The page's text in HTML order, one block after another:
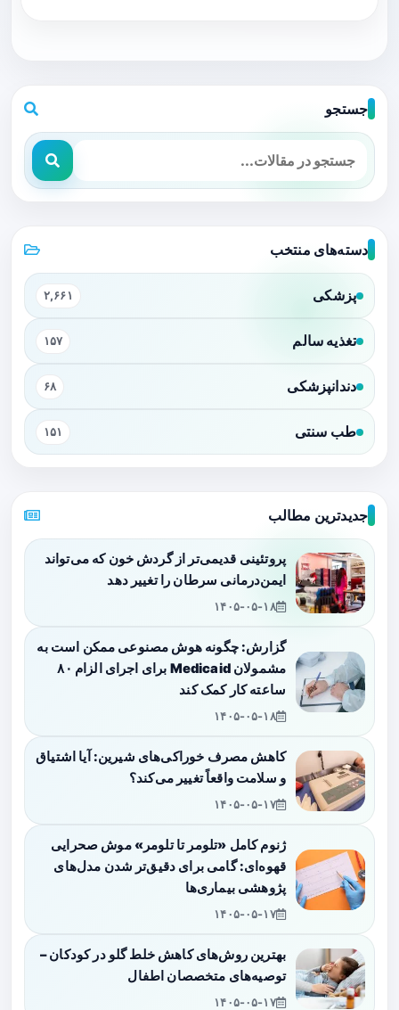
جستجو
دسته‌های منتخب
پزشکی ۲,۶۶۱
تغذیه سالم ۱۵۷
دندانپزشکی ۶۸
طب سنتی ۱۵۱
جدیدترین مطالب
پروتئینی قدیمی‌تر از گردش خون که می‌تواند
ایمن‌درمانی سرطان را تغییر دهد
۱۴۰۵-۰۵-۱۸
گزارش: چگونه هوش مصنوعی ممکن است به
مشمولان Medicaid برای اجرای الزام ۸۰
ساعته کار کمک کند
۱۴۰۵-۰۵-۱۸
کاهش مصرف خوراکی‌های شیرین: آیا اشتیاق
و سلامت واقعاً تغییر می‌کند؟
۱۴۰۵-۰۵-۱۷
ژنوم کامل «تلومر تا تلومر» موش صحرایی
قهوه‌ای: گامی برای دقیق‌تر شدن مدل‌های
پژوهشی بیماری‌ها
۱۴۰۵-۰۵-۱۷
بهترین روش‌های کاهش خلط گلو در کودکان –
توصیه‌های متخصصان اطفال
۱۴۰۵-۰۵-۱۷